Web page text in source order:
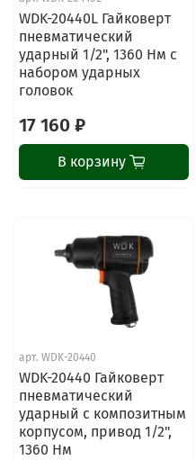
WDK-20440L Гайковерт
пневматический
ударный 1/2", 1360 Нм с
набором ударных
головок
17 160 ₽
В корзину
арт. WDK-20440
WDK-20440 Гайковерт
пневматический
ударный с композитным
корпусом, привод 1/2",
1360 Нм